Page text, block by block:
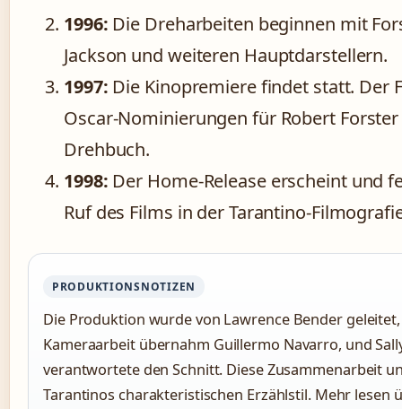
1996: Die Dreharbeiten beginnen mit
Jackson und weiteren Hauptdarstellern.
1997: Die Kinopremiere findet statt. Der
Oscar-Nominierungen für Robert
Drehbuch.
1998: Der Home-Release erscheint und
Ruf des Films in der Tarantino-
PRODUKTIONSNOTIZEN
Die Produktion wurde von Lawrence Bender
Kameraarbeit übernahm Guillermo Navarro, und
verantwortete den Schnitt. Diese Zusammenarbeit
Tarantinos charakteristischen Erzählstil. Mehr lesen